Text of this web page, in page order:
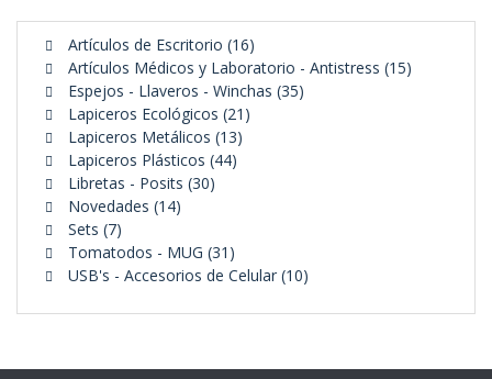
Artículos de Escritorio 1616
productos
Artículos Médicos y Laboratorio - Antistress 1515
Espejos - Llaveros - Winchas 3535
Lapiceros Ecológicos 21 21
Lapiceros Metálicos 1313
Lapiceros Plásticos 4444
Libretas - Posits 3030
Novedades 1414
Sets 77
productos
Tomatodos - MUG 31 31
productos
USB's - Accesorios de Celular 1010